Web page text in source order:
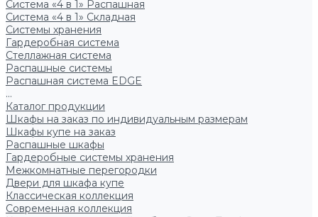
Система «4 в 1» Распашная
Система «4 в 1» Складная
Системы хранения
Гардеробная система
Стеллажная система
Распашные системы
Распашная система EDGE
...
Каталог продукции
Шкафы на заказ по индивидуальным размерам
Шкафы купе на заказ
Распашные шкафы
Гардеробные системы хранения
Межкомнатные перегородки
Двери для шкафа купе
Классическая коллекция
Современная коллекция